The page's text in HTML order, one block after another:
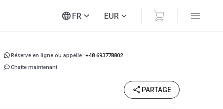
FR EUR
Réserve en ligne ou appelle :+48 693778802
Chatte maintenant
PARTAGE